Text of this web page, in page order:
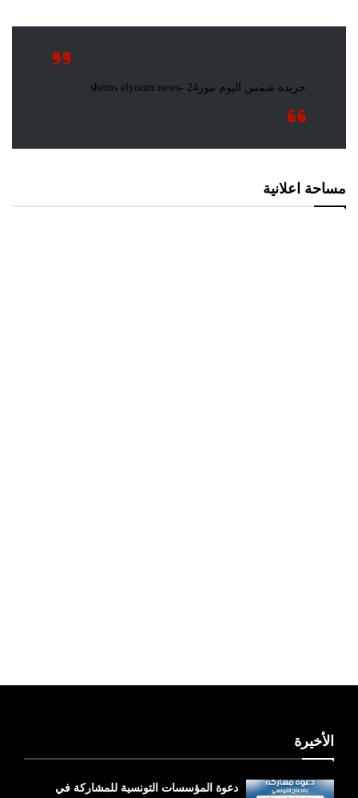
مساحة اعلانية
الأخيرة
دعوة المؤسسات التونسية للمشاركة في